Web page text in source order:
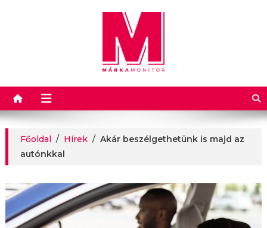
Márkamonitor
Főoldal / Hírek / Akár beszélgethetünk is majd az
autónkkal